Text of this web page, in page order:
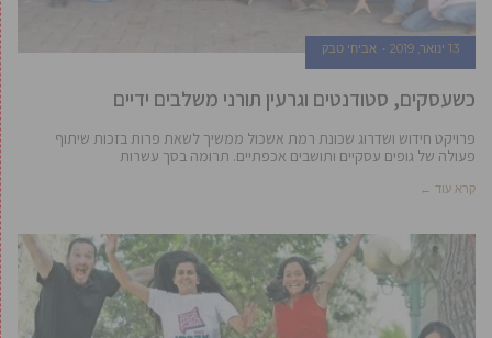
13 ינואר, 2019 אביחי טבק
כשעסקים, סטודנטים וגרעין תורני משלבים ידיים
פרויקט חידוש ושדרוג שכונת רמת אשכול ממשיך לשאת פרות בזכות שיתוף
פעולה של גופים עסקיים ותושבים אכפתיים. תרומה בסך עשרות
קרא עוד ←